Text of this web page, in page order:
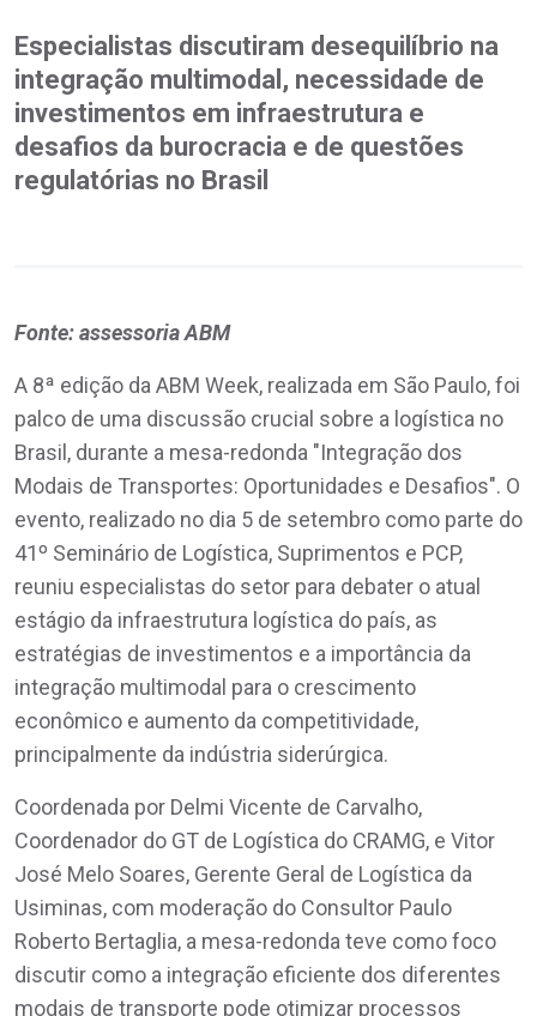
Especialistas discutiram desequilíbrio na
integração multimodal, necessidade de
investimentos em infraestrutura e
desafios da burocracia e de questões
regulatórias no Brasil
Fonte: assessoria ABM
A 8ª edição da ABM Week, realizada em São Paulo, foi
palco de uma discussão crucial sobre a logística no
Brasil, durante a mesa-redonda "Integração dos
Modais de Transportes: Oportunidades e Desafios". O
evento, realizado no dia 5 de setembro como parte do
41º Seminário de Logística, Suprimentos e PCP,
reuniu especialistas do setor para debater o atual
estágio da infraestrutura logística do país, as
estratégias de investimentos e a importância da
integração multimodal para o crescimento
econômico e aumento da competitividade,
principalmente da indústria siderúrgica.
Coordenada por Delmi Vicente de Carvalho,
Coordenador do GT de Logística do CRAMG, e Vitor
José Melo Soares, Gerente Geral de Logística da
Usiminas, com moderação do Consultor Paulo
Roberto Bertaglia, a mesa-redonda teve como foco
discutir como a integração eficiente dos diferentes
modais de transporte pode otimizar processos